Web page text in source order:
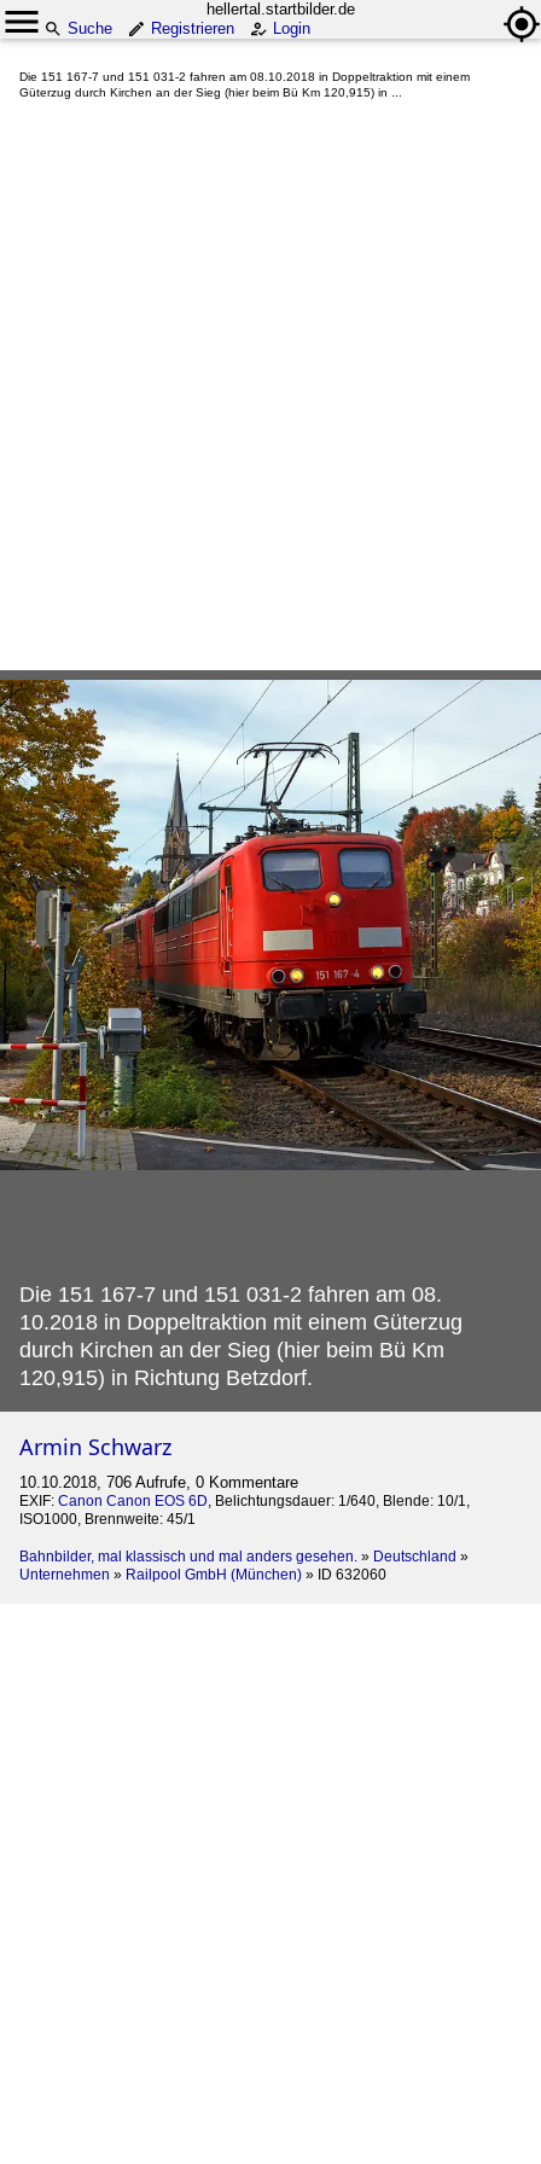
hellertal.startbilder.de
Suche
Registrieren Login
Die 151 167-7 und 151 031-2 fahren am 08.10.2018 in Doppeltraktion mit einem
Güterzug durch Kirchen an der Sieg (hier beim Bü Km 120,915) in ...
Die 151 167-7 und 151 031-2 fahren am 08.
10.2018 in Doppeltraktion mit einem Güterzug
durch Kirchen an der Sieg (hier beim Bü Km
120,915) in Richtung Betzdorf.
Armin Schwarz
10.10.2018, 706 Aufrufe, 0 Kommentare
EXIF: Canon Canon EOS 6D, Belichtungsdauer: 1/640, Blende: 10/1,
ISO1000, Brennweite: 45/1
Bahnbilder, mal klassisch und mal anders gesehen. » Deutschland »
Unternehmen » Railpool GmbH (München) » ID 632060